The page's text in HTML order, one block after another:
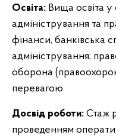
Освіта: Вища освіта у
адміністрування та
фінанси, банківська
адміністрування;
оборона
перевагою.
Досвід роботи: Стаж
проведенням